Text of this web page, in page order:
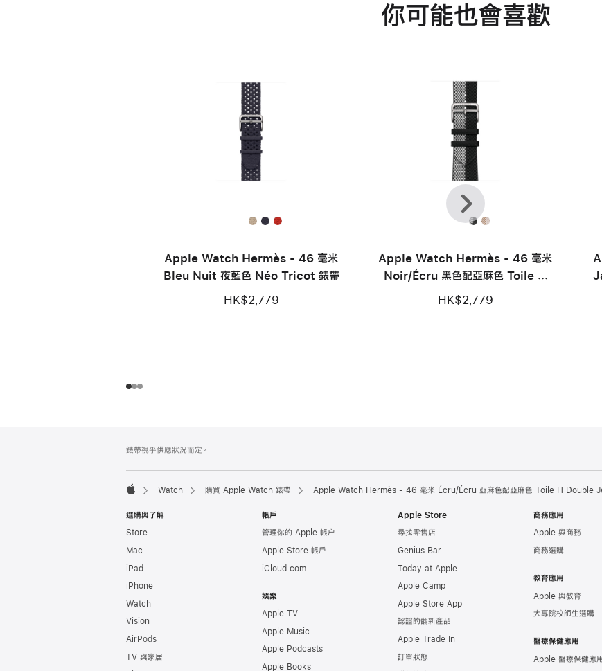
你可能也會喜歡
Apple Watch Hermès - 46 毫米
Bleu Nuit 夜藍色 Néo Tricot 錶帶
HK$2,779
Apple Watch Hermès - 46 毫米
Noir/Écru 黑色配亞麻色 Toile H
Double Jeu 錶帶
HK$2,779
上
一
頁
下
一
步
腳
腳
錶帶視乎供應狀況而定。
Watch 購買 Apple Watch 錶帶 Apple Watch Hermès - 46 毫米 Écru/Écru 亞麻色配亞麻色 Toile H Double
選購與了解
Store
Mac
iPad
iPhone
Watch
Vision
AirPods
TV 與家居
帳戶
管理你的 Apple 帳户
Apple Store 帳戶
iCloud.com
娛樂
Apple TV
Apple Music
Apple Podcasts
Apple Books
Apple Store
尋找零售店
Genius Bar
Today at Apple
Apple Camp
Apple Store App
認證的翻新產品
Apple Trade In
訂單狀態
商務應用
Apple 與商務
商務選購
教育應用
Apple 與教育
大專院校師生選購
醫療保健應用
Apple 醫療保健應用